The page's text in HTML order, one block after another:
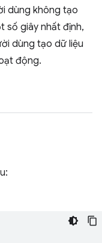
dùng không tạo
số giây nhất định,
dùng tạo dữ liệu
động.